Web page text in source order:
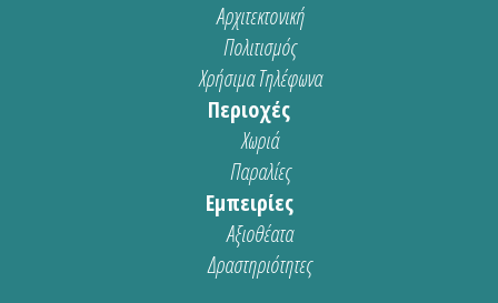
Αρχιτεκτονική
Πολιτισμός
Χρήσιμα Τηλέφωνα
Περιοχές
Χωριά
Παραλίες
Εμπειρίες
Αξιοθέατα
Δραστηριότητες